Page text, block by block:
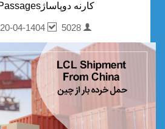
کارنه دوپاساژCarnet de Passages
forghani
20-04-1404 5028